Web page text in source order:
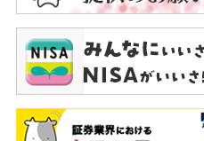
30％以上の委託保証金が必
発注証拠金（必要証拠金）
取引所により定められた証
サイトで最新のものをご確
お客様の発注証拠金（必
は、取引所が定める証拠金
スに応じた所要額を加えた